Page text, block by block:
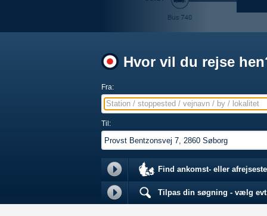
Hvor vil du rejse
Fra:
Station / stoppested / vejnavn / by / lokalitet
Til:
Find ankomst- eller
Tilpas din søgning - vælg